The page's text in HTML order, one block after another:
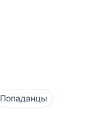
Попаданцы